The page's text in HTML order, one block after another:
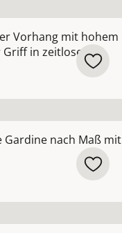
Vorhang mit hohem
in zeitlosen
Gardine nach Maß mit